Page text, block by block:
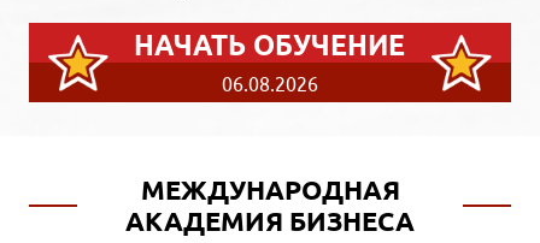
НАЧАТЬ ОБУЧЕНИЕ
06.08.2026
МЕЖДУНАРОДНАЯ
АКАДЕМИЯ БИЗНЕСА